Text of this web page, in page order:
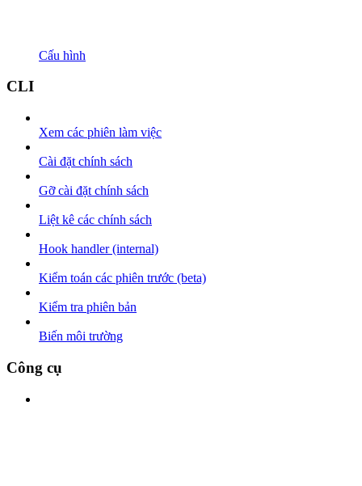
Cấu hình
CLI
Xem các phiên làm việc
Cài đặt chính sách
Gỡ cài đặt chính sách
Liệt kê các chính sách
Hook handler (internal)
Kiểm toán các phiên trước (beta)
Kiểm tra phiên bản
Biến môi trường
Công cụ